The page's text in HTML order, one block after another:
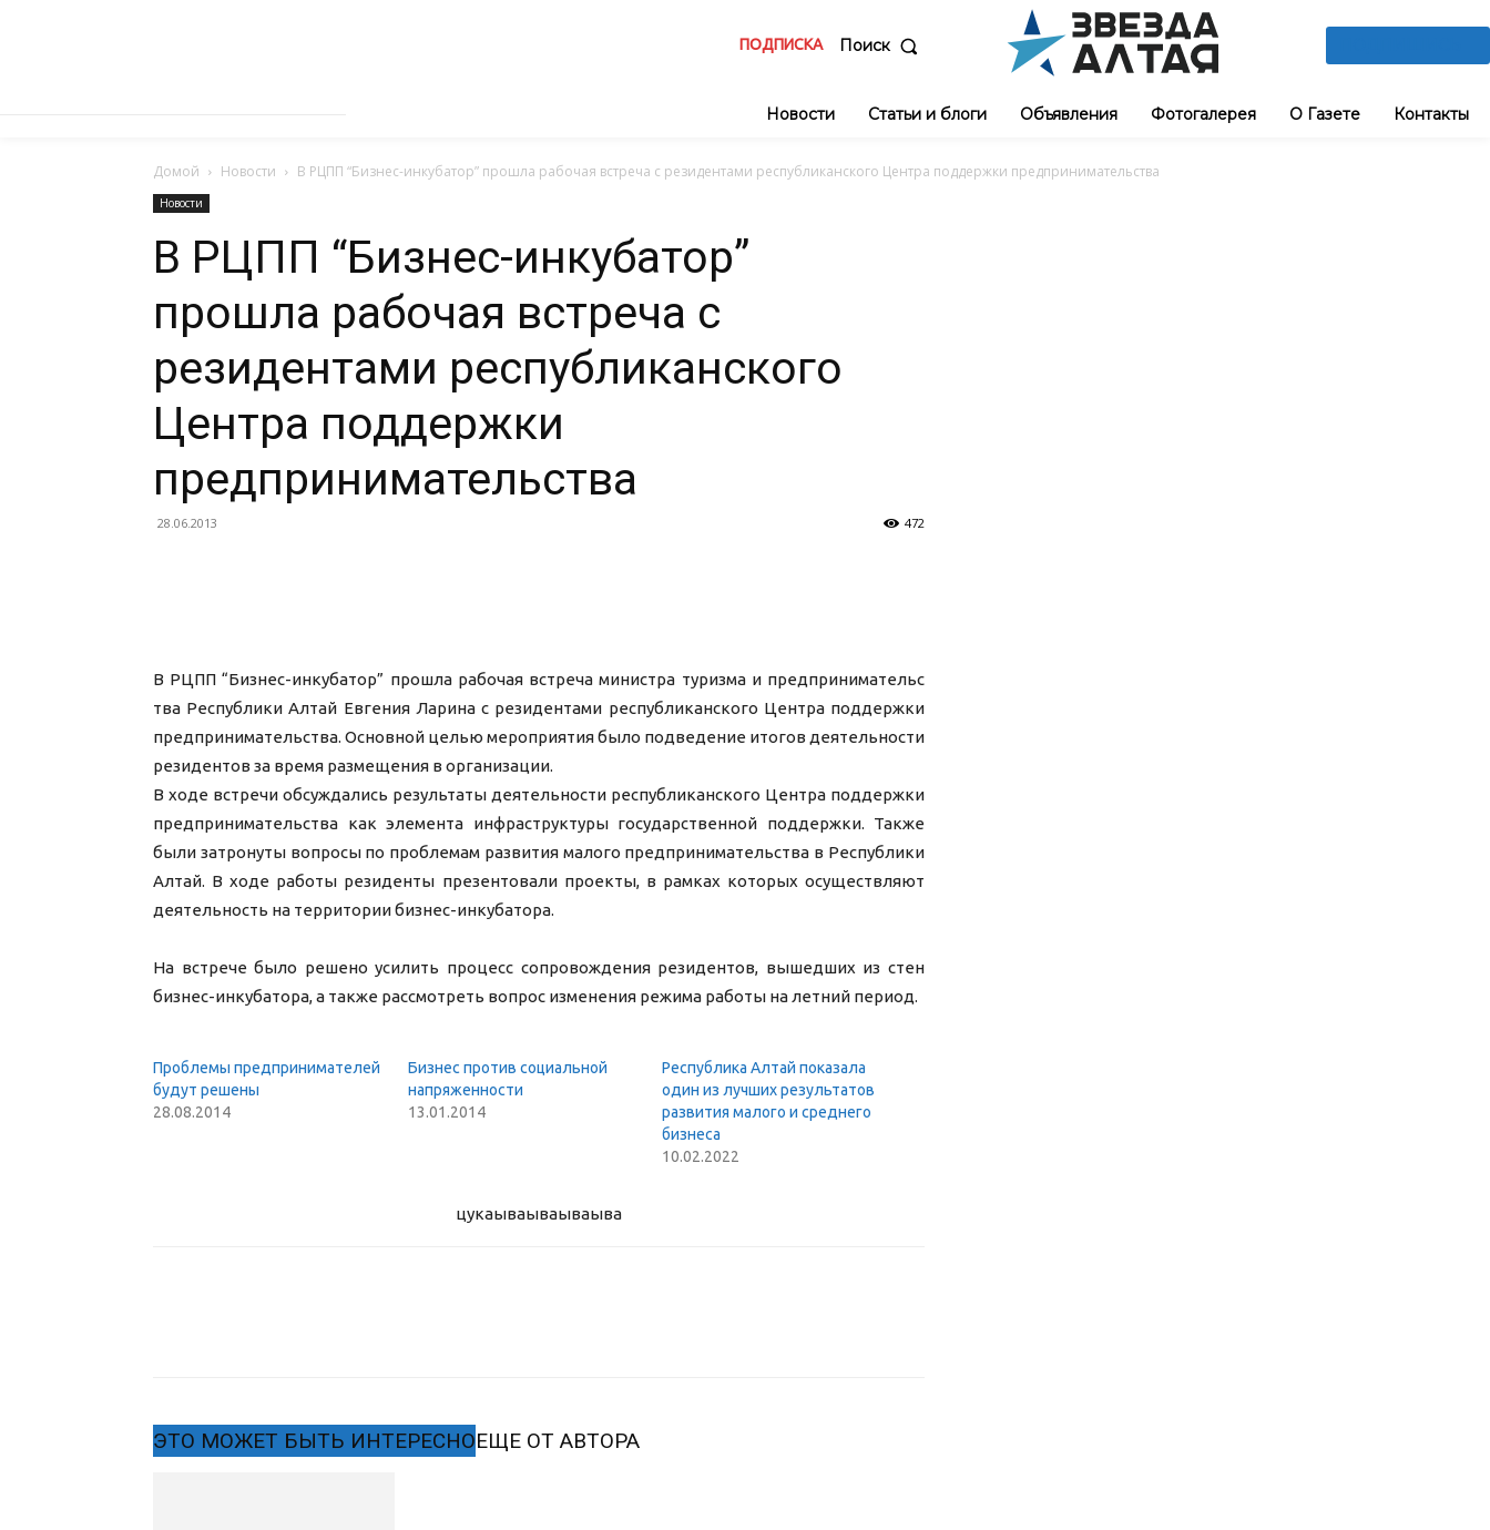
ПОДПИСКА Поиск
Новости Статьи и блоги Объявления Фотогалерея О Газете Контакты
Домой Новости В РЦПП “Бизнес-инкубатор” прошла рабочая встреча с резидентами республиканского Центра поддержки предпринимательства
Новости
В РЦПП “Бизнес-инкубатор”
прошла рабочая встреча с
резидентами республиканского
Центра поддержки
предпринимательства
28.06.2013 472
В РЦПП “Бизнес-инкубатор” прошла рабочая встреча министра туризма и предпринимательс
тва Республики Алтай Евгения Ларина с резидентами республиканского Центра поддержки
предпринимательства. Основной целью мероприятия было подведение итогов деятельности
резидентов за время размещения в организации.
В ходе встречи обсуждались результаты деятельности республиканского Центра поддержки
предпринимательства как элемента инфраструктуры государственной поддержки. Также
были затронуты вопросы по проблемам развития малого предпринимательства в Республики
Алтай. В ходе работы резиденты презентовали проекты, в рамках которых осуществляют
деятельность на территории бизнес-инкубатора.
На встрече было решено усилить процесс сопровождения резидентов, вышедших из стен
бизнес-инкубатора, а также рассмотреть вопрос изменения режима работы на летний период.
Проблемы предпринимателей
будут решены
28.08.2014
Бизнес против социальной
напряженности
13.01.2014
Республика Алтай показала
один из лучших результатов
развития малого и среднего
бизнеса
10.02.2022
цукаываываываыва
ЭТО МОЖЕТ БЫТЬ ИНТЕРЕСНОЕЩЕ ОТ АВТОРА